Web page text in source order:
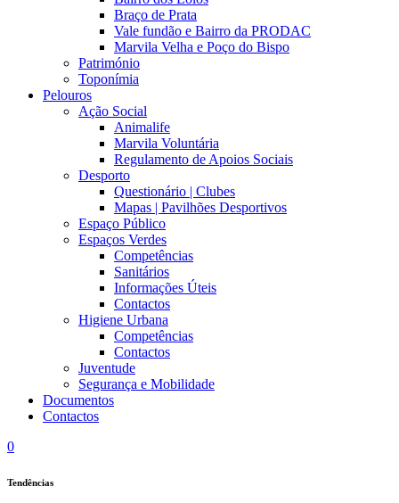
Braço de Prata
Vale fundão e Bairro da PRODAC
Marvila Velha e Poço do Bispo
Património
Toponímia
Pelouros
Ação Social
Animalife
Marvila Voluntária
Regulamento de Apoios Sociais
Desporto
Questionário | Clubes
Mapas | Pavilhões Desportivos
Espaço Público
Espaços Verdes
Competências
Sanitários
Informações Úteis
Contactos
Higiene Urbana
Competências
Contactos
Juventude
Segurança e Mobilidade
Documentos
Contactos
0
Tendências